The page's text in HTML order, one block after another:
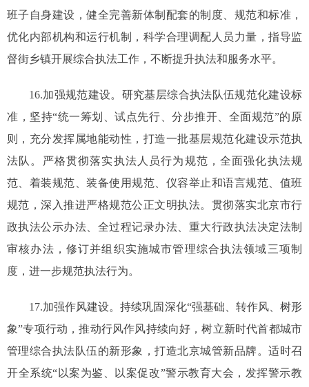
班子自身建设，健全完善新体制配套的制度、规范和标准，
优化内部机构和运行机制，科学合理调配人员力量，指导监
督街乡镇开展综合执法工作，不断提升执法和服务水平。
16.加强规范建设。研究基层综合执法队伍规范化建设标
准，坚持“统一筹划、试点先行、分步推开、全面规范”的原
则，充分发挥属地能动性，打造一批基层规范化建设示范执
法队。严格贯彻落实执法人员行为规范，全面强化执法规
范、着装规范、装备使用规范、仪容举止和语言规范、值班
规范，深入推进严格规范公正文明执法。贯彻落实北京市行
政执法公示办法、全过程记录办法、重大行政执法决定法制
审核办法，修订并组织实施城市管理综合执法领域三项制
度，进一步规范执法行为。
17.加强作风建设。持续巩固深化“强基础、转作风、树形
象”专项行动，推动行风作风持续向好，树立新时代首都城市
管理综合执法队伍的新形象，打造北京城管新品牌。适时召
开全系统“以案为鉴、以案促改”警示教育大会，发挥警示教